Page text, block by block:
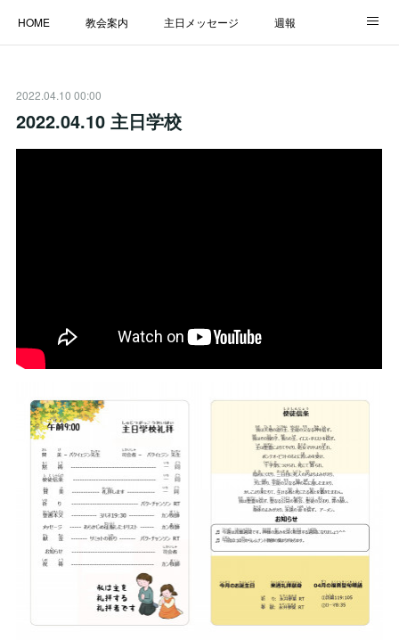
HOME 教会案内 主日メッセージ 週報
2022.04.10 00:00
2022.04.10 主日学校